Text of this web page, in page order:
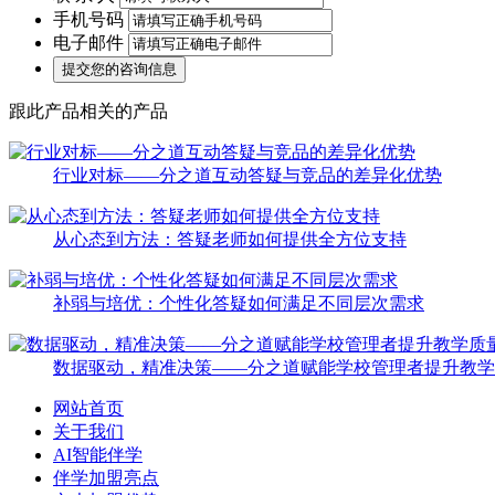
手机号码
电子邮件
跟此产品相关的产品
行业对标——分之道互动答疑与竞品的差异化优势
从心态到方法：答疑老师如何提供全方位支持
补弱与培优：个性化答疑如何满足不同层次需求
数据驱动，精准决策——分之道赋能学校管理者提升教
网站首页
关于我们
AI智能伴学
伴学加盟亮点